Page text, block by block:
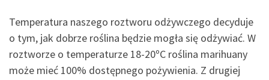
Temperatura naszego roztworu odżywczego decyduje
o tym, jak dobrze roślina będzie mogła się odżywiać. W
roztworze o temperaturze 18-20ºC roślina marihuany
może mieć 100% dostępnego pożywienia. Z drugiej